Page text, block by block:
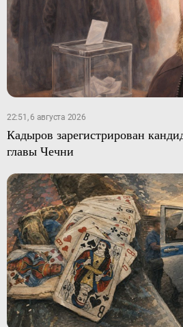
22:51, 6 августа 2026
Кадыров зарегистрирован
главы Чечни